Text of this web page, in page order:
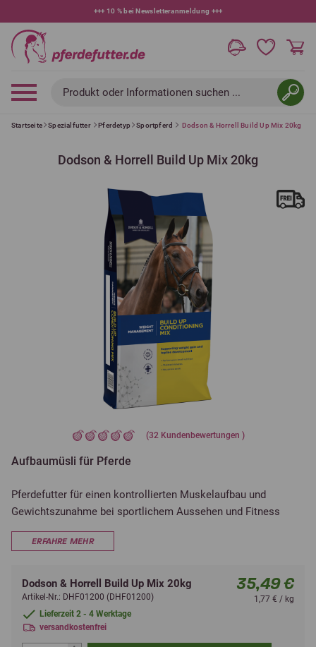
+++ 10 % bei Newsletteranmeldung +++
Produkt oder Informationen suchen ...
Startseite Spezialfutter Pferdetyp Sportpferd Dodson & Horrell Build Up Mix 20kg
Dodson & Horrell Build Up Mix 20kg
(32Kundenbewertungen )
Aufbaumüsli für Pferde
Pferdefutter für einen kontrollierten Muskelaufbau und
Gewichtszunahme bei sportlichem Aussehen und Fitness
ERFAHRE MEHR
Dodson & Horrell Build Up Mix 20kg
Artikel-Nr.: DHF01200 (DHF01200)
Lieferzeit 2 - 4 Werktage
versandkostenfrei
35,49 €
1,77 € / kg